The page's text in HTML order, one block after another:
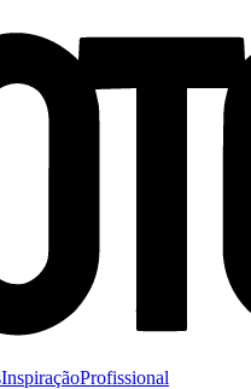
InspiraçãoProfissional